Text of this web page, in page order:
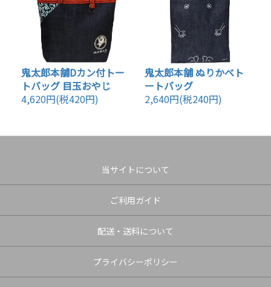
鬼太郎本舗Dカン付トー
トバッグ 目玉おやじ
4,620円(税420円)
鬼太郎本舗 ぬりかべト
ートバッグ
2,640円(税240円)
当サイトについて
ご利用ガイド
配送・送料について
プライバシーポリシー